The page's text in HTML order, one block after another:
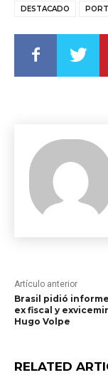
DESTACADO
Artículo anterior
Brasil pidió
ex fiscal y
Hugo Volpe
RELATED